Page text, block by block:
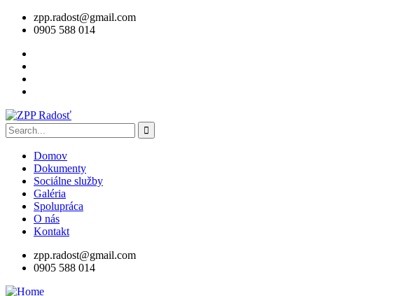
zpp.radost@gmail.com
0905 588 014
Domov
Dokumenty
Sociálne služby
Galéria
Spolupráca
O nás
Kontakt
zpp.radost@gmail.com
0905 588 014